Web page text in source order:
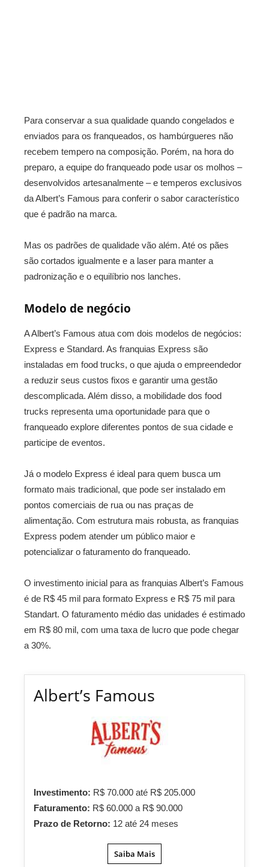
Para conservar a sua qualidade quando congelados e
enviados para os franqueados, os hambúrgueres não
recebem tempero na composição. Porém, na hora do
preparo, a equipe do franqueado pode usar os molhos –
desenvolvidos artesanalmente – e temperos exclusivos
da Albert’s Famous para conferir o sabor característico
que é padrão na marca.
Mas os padrões de qualidade vão além. Até os pães
são cortados igualmente e a laser para manter a
padronização e o equilíbrio nos lanches.
Modelo de negócio
A Albert’s Famous atua com dois modelos de negócios:
Express e Standard. As franquias Express são
instaladas em food trucks, o que ajuda o empreendedor
a reduzir seus custos fixos e garantir uma gestão
descomplicada. Além disso, a mobilidade dos food
trucks representa uma oportunidade para que o
franqueado explore diferentes pontos de sua cidade e
participe de eventos.
Já o modelo Express é ideal para quem busca um
formato mais tradicional, que pode ser instalado em
pontos comerciais de rua ou nas praças de
alimentação. Com estrutura mais robusta, as franquias
Express podem atender um público maior e
potencializar o faturamento do franqueado.
O investimento inicial para as franquias Albert’s Famous
é de R$ 45 mil para formato Express e R$ 75 mil para
Standart. O faturamento médio das unidades é estimado
em R$ 80 mil, com uma taxa de lucro que pode chegar
a 30%.
Albert’s Famous
Investimento: R$ 70.000 até R$ 205.000
Faturamento: R$ 60.000 a R$ 90.000
Prazo de Retorno: 12 até 24 meses
Saiba Mais